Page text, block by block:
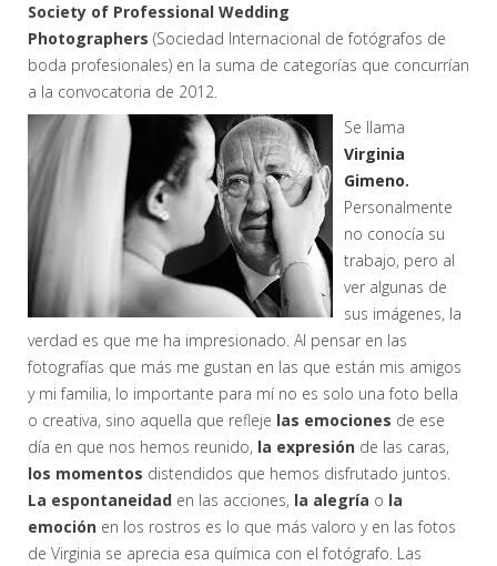
Society of Professional Wedding
Photographers (Sociedad Internacional de fotógrafos de
boda profesionales) en la suma de categorías que concurrían
a la convocatoria de 2012.
Se llama
Virginia
Gimeno.
Personalmente
no conocía su
trabajo, pero al
ver algunas de
sus imágenes, la
verdad es que me ha impresionado. Al pensar en las
fotografías que más me gustan en las que están mis amigos
y mi familia, lo importante para mí no es solo una foto bella
o creativa, sino aquella que refleje las emociones de ese
día en que nos hemos reunido, la expresión de las caras,
los momentos distendidos que hemos disfrutado juntos.
La espontaneidad en las acciones, la alegría o la
emoción en los rostros es lo que más valoro y en las fotos
de Virginia se aprecia esa química con el fotógrafo. Las